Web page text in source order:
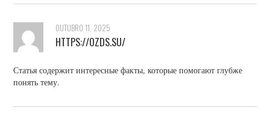
OUTUBRO 11, 2025
HTTPS://OZDS.SU/
Статья содержит интересные факты, которые помогают глубже
понять тему.